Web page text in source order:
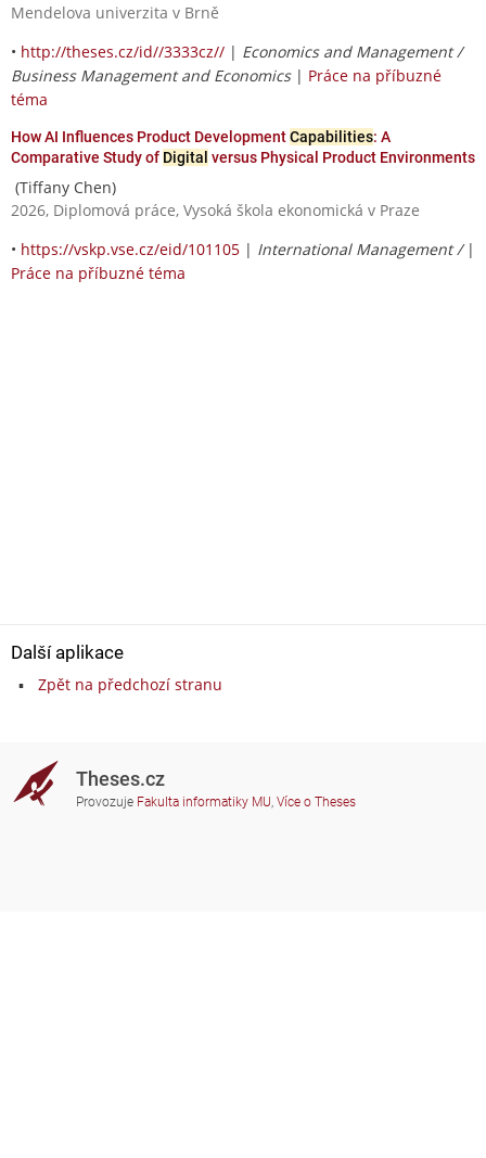
Mendelova univerzita v Brně
• http://theses.cz/id//3333cz// | Economics and Management /
Business Management and Economics| Práce na příbuzné
téma
How AI Influences Product DevelopmentCapabilities: A
Comparative Study of Digital versus Physical Product Environments
(Tiffany Chen)
2026, Diplomová práce, Vysoká škola ekonomická v Praze
• https://vskp.vse.cz/eid/101105 | International Management / |
Práce na příbuzné téma
Další aplikace
Zpět na předchozí stranu
Theses.cz
Provozuje Fakulta informatiky MU, Více o Theses